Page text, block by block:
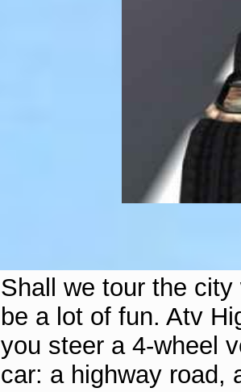
Shall we tour the
be a lot of fun. Atv
you steer a 4-wheel
car: a highway road,